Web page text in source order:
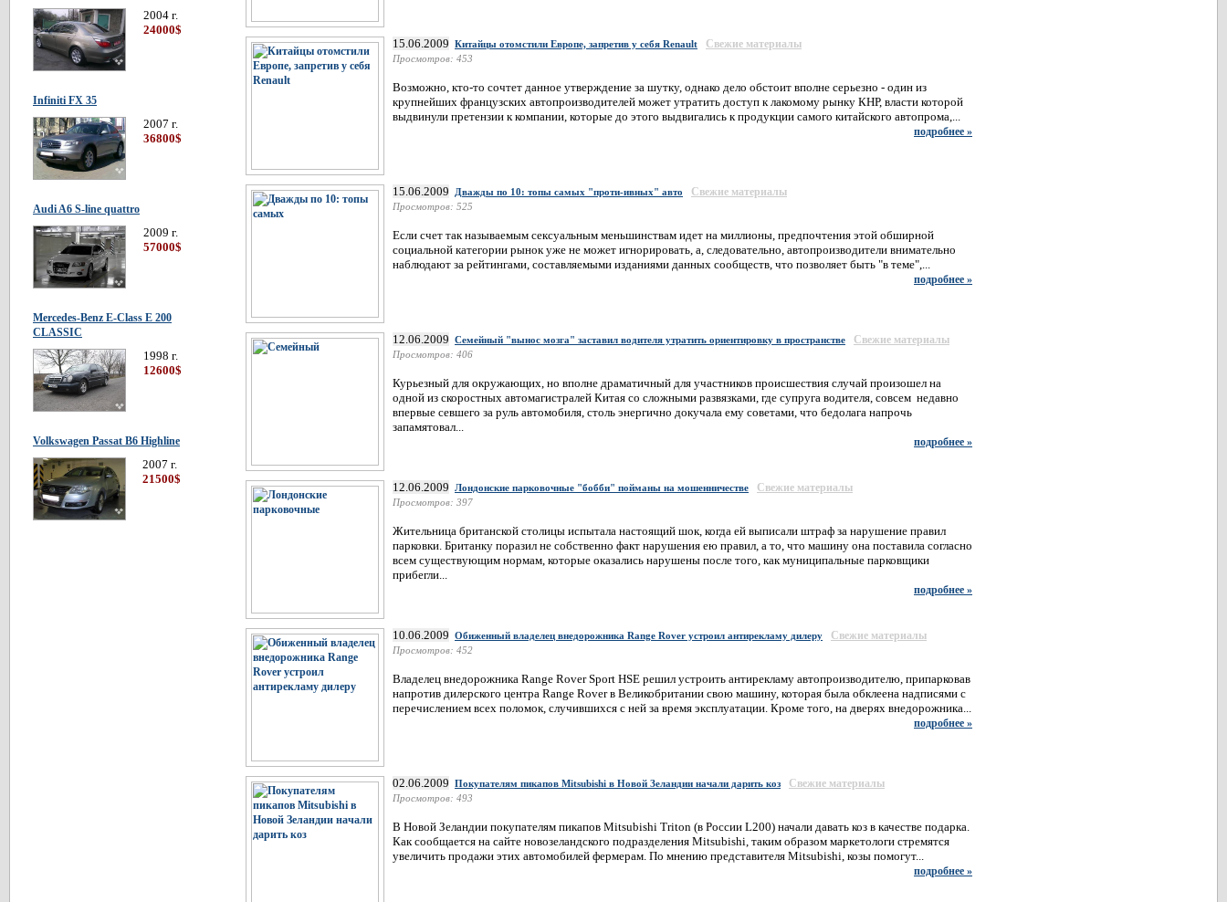
2004 г.
24000$
Infiniti FX 35
2007 г.
36800$
Audi A6 S-line quattro
2009 г.
57000$
Mercedes-Benz E-Class E 200
CLASSIC
1998 г.
12600$
Volkswagen Passat В6 Highline
2007 г.
21500$
15.06.2009 Китайцы отомстили Европе, запретив у себя Renault Свежие материалы
Просмотров: 453
Возможно, кто-то сочтет данное утверждение за шутку, однако дело обстоит вполне серьезно - один из
крупнейших французских автопроизводителей может утратить доступ к лакомому рынку КНР, власти которой
выдвинули претензии к компании, которые до этого выдвигались к продукции самого китайского автопрома,...
подробнее »
15.06.2009 Дважды по 10: топы самых "проти-ивных" авто Свежие материалы
Просмотров: 525
Если счет так называемым сексуальным меньшинствам идет на миллионы, предпочтения этой обширной
социальной категории рынок уже не может игнорировать, а, следовательно, автопроизводители внимательно
наблюдают за рейтингами, составляемыми изданиями данных сообществ, что позволяет быть "в теме",...
подробнее »
12.06.2009 Семейный "вынос мозга" заставил водителя утратить ориентировку в пространстве Свежие материалы
Просмотров: 406
Курьезный для окружающих, но вполне драматичный для участников происшествия случай произошел на
одной из скоростных автомагистралей Китая со сложными развязками, где супруга водителя, совсем недавно
впервые севшего за руль автомобиля, столь энергично докучала ему советами, что бедолага напрочь
запамятовал...
подробнее »
12.06.2009 Лондонские парковочные "бобби" пойманы на мошенничестве Свежие материалы
Просмотров: 397
Жительница британской столицы испытала настоящий шок, когда ей выписали штраф за нарушение правил
парковки. Британку поразил не собственно факт нарушения ею правил, а то, что машину она поставила согласно
всем существующим нормам, которые оказались нарушены после того, как муниципальные парковщики
прибегли...
подробнее »
10.06.2009 Обиженный владелец внедорожника Range Rover устроил антирекламу дилеру Свежие материалы
Просмотров: 452
Владелец внедорожника Range Rover Sport HSE решил устроить антирекламу автопроизводителю, припарковав
напротив дилерского центра Range Rover в Великобритании свою машину, которая была обклеена надписями с
перечислением всех поломок, случившихся с ней за время эксплуатации. Кроме того, на дверях внедорожника...
подробнее »
02.06.2009 Покупателям пикапов Mitsubishi в Новой Зеландии начали дарить коз Свежие материалы
Просмотров: 493
В Новой Зеландии покупателям пикапов Mitsubishi Triton (в России L200) начали давать коз в качестве подарка.
Как сообщается на сайте новозеландского подразделения Mitsubishi, таким образом маркетологи стремятся
увеличить продажи этих автомобилей фермерам. По мнению представителя Mitsubishi, козы помогут...
подробнее »